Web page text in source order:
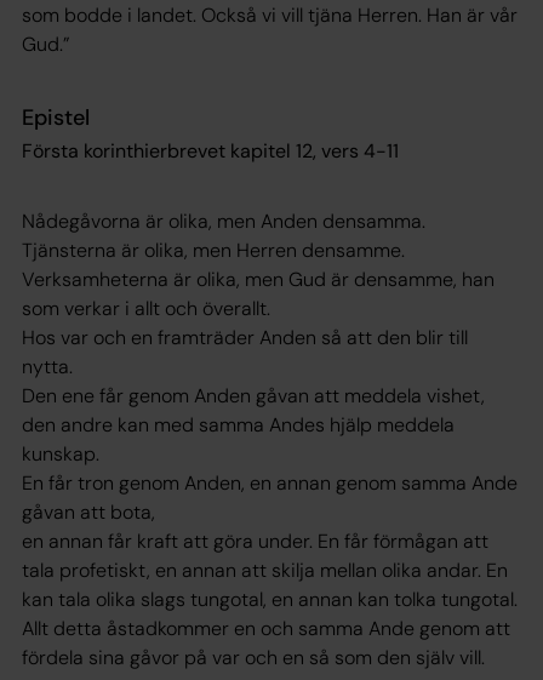
som bodde i landet. Också vi vill tjäna Herren. Han är vår
Gud.”
Epistel
Första korinthierbrevet kapitel 12, vers 4-11
Nådegåvorna är olika, men Anden densamma.
Tjänsterna är olika, men Herren densamme.
Verksamheterna är olika, men Gud är densamme, han
som verkar i allt och överallt.
Hos var och en framträder Anden så att den blir till
nytta.
Den ene får genom Anden gåvan att meddela vishet,
den andre kan med samma Andes hjälp meddela
kunskap.
En får tron genom Anden, en annan genom samma Ande
gåvan att bota,
en annan får kraft att göra under. En får förmågan att
tala profetiskt, en annan att skilja mellan olika andar. En
kan tala olika slags tungotal, en annan kan tolka tungotal.
Allt detta åstadkommer en och samma Ande genom att
fördela sina gåvor på var och en så som den själv vill.